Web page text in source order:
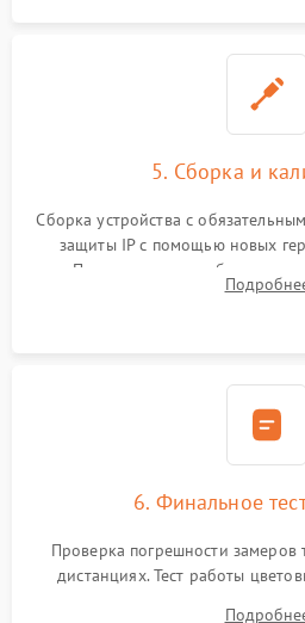
5. Сборка и
Сборка устройства с
защиты IP с помощью новых
Программная калибровка
абсолютно черному телу для
6. Финальное
Проверка погрешности замеров
дистанциях. Тест работы
термограмм в память и